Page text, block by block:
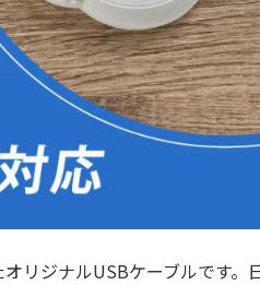
リジナルUSBケーブルです。